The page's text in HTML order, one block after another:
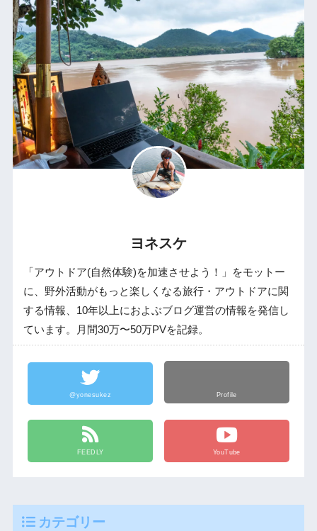
ヨネスケ
「アウトドア(自然体験)を加速させよう！」をモットー
に、野外活動がもっと楽しくなる旅行・アウトドアに関
する情報、10年以上におよぶブログ運営の情報を発信し
ています。月間30万〜50万PVを記録。
@yonesukez Profile
FEEDLY YouTube
カテゴリー